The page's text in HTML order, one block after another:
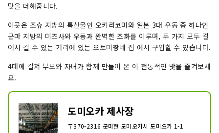
맛을 더해줍니다.
이곳은 조슈 지방의 특산물인 오키리코미와 일본 3대 우동 중 하나인
군마 지방의 미즈사와 우동과 완벽한 조화를 이루며, 두 가지 모두 걸
어서 갈 수 있는 거리에 있는 오토미짱네 집 에서 구입할 수 있습니다.
4대에 걸쳐 부모와 자녀가 함께 만들어 온 이 전통적인 맛을 즐겨보세
요.
도미오카 제사장
〒370-2316 군마현 도미오카시 도미오카 1-1